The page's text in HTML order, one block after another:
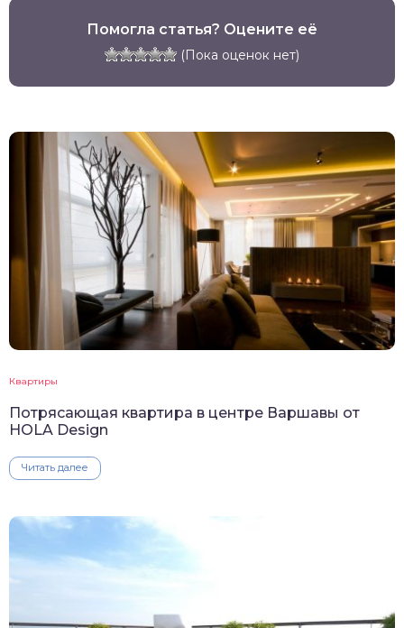
Помогла статья? Оцените её
(Пока оценок нет)
Квартиры
Потрясающая квартира в центре Варшавы от
HOLA Design
Читать далее